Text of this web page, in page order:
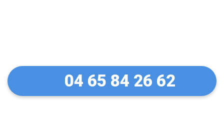
04 65 84 26 62